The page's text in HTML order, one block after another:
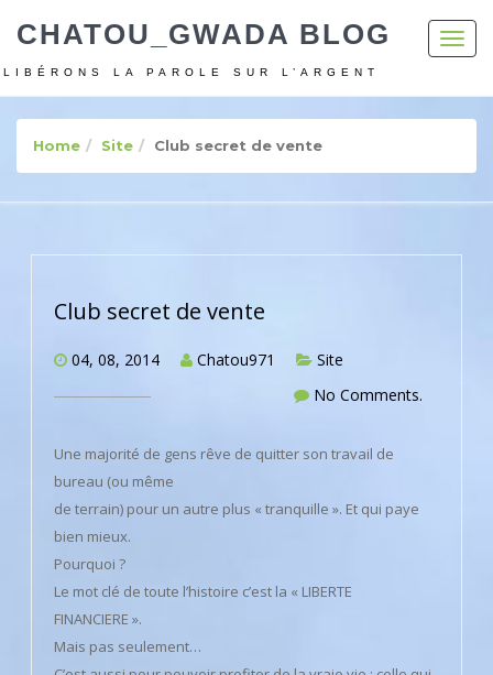
CHATOU_GWADA BLOG
LIBÉRONS LA PAROLE SUR L’ARGENT
Home Site Club secret de vente
Club secret de vente
04, 08, 2014 Chatou971
Site
No Comments.
Une majorité de gens rêve de quitter son travail de
bureau (ou même
de terrain) pour un autre plus « tranquille ». Et qui paye
bien mieux.
Pourquoi ?
Le mot clé de toute l’histoire c’est la « LIBERTE
FINANCIERE ».
Mais pas seulement…